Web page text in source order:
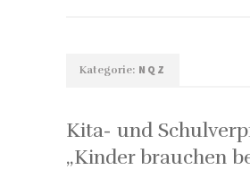
Kategorie: NQZ
Kita- und
„Kinder brauchen